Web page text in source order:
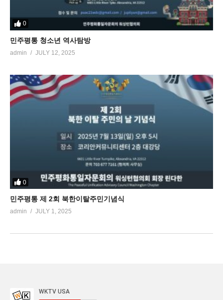
0
민주평통 청소년 역사탐방
admin JULY 12, 2025
0
민주평통 제 2회 북한이탈주민기념식
admin JULY 1, 2025